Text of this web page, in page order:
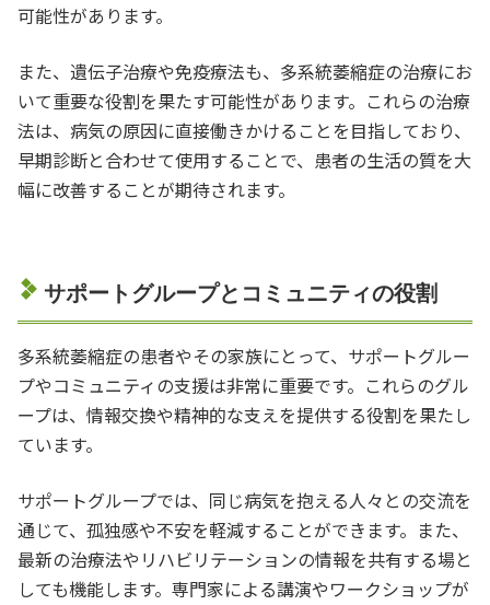
可能性があります。
また、遺伝子治療や免疫療法も、多系統萎縮症の治療にお
いて重要な役割を果たす可能性があります。これらの治療
法は、病気の原因に直接働きかけることを目指しており、
早期診断と合わせて使用することで、患者の生活の質を大
幅に改善することが期待されます。
サポートグループとコミュニティの役割
多系統萎縮症の患者やその家族にとって、サポートグルー
プやコミュニティの支援は非常に重要です。これらのグル
ープは、情報交換や精神的な支えを提供する役割を果たし
ています。
サポートグループでは、同じ病気を抱える人々との交流を
通じて、孤独感や不安を軽減することができます。また、
最新の治療法やリハビリテーションの情報を共有する場と
しても機能します。専門家による講演やワークショップが